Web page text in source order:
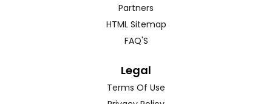
Partners
HTML Sitemap
FAQ'S
Legal
Terms Of Use